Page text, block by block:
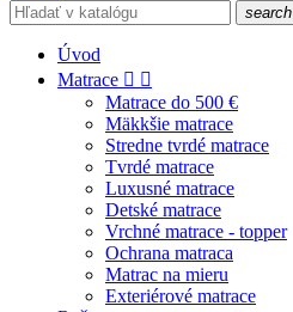
search
Úvod
Matrace  
Matrace do 500 €
Mäkkšie matrace
Stredne tvrdé matrace
Tvrdé matrace
Luxusné matrace
Detské matrace
Vrchné matrace - topper
Ochrana matraca
Matrac na mieru
Exteriérové matrace